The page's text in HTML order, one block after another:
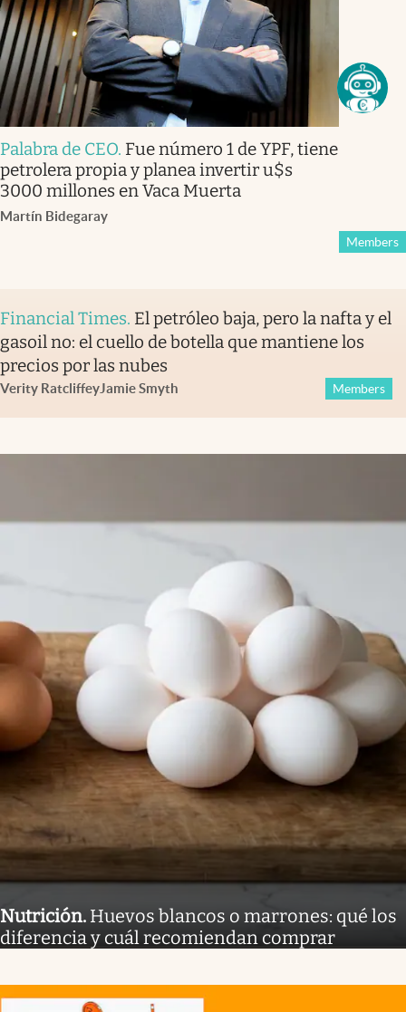
Palabra de CEO. Fue número 1 de YPF, tiene
petrolera propia y planea invertir u$s
3000 millones en Vaca Muerta
Martín Bidegaray
Members
Financial Times. El petróleo baja, pero la nafta y el
gasoil no: el cuello de botella que mantiene los
precios por las nubes
Verity RatcliffeyJamie Smyth Members
Nutrición. Huevos blancos o marrones: qué los
diferencia y cuál recomiendan comprar